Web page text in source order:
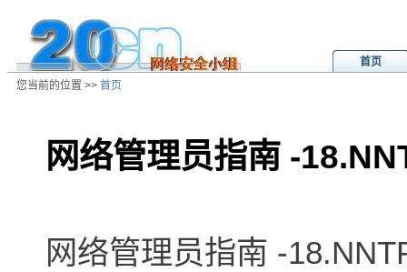
首页
您当前的位置 >> 首页
网络管理员指南 -
网络管理员指南 -